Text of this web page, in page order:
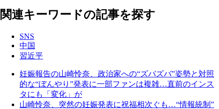
関連キーワードの記事を探す
SNS
中国
習近平
妊娠報告の山崎怜奈、政治家への“ズバズバ”姿勢と対照
的な“ぼんやり”発表に一部ファンは複雑…直前のインス
タにも「変化」が
山崎怜奈、突然の妊娠発表に祝福相次ぐも…“情報統制”